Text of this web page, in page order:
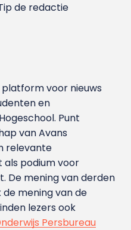
de redactie
voor nieuws
en
Punt
van Avans
relevante
podium voor
De mening van derden
de mening van de
lezers ook
Persbureau